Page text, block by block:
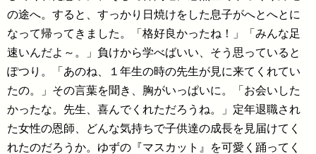
の途へ。すると、すっかり日焼けをした息子がへとへとに
なって帰ってきました。「格好良かったね！」「みんな足
速いんだよ～。」負けから学べばいい、そう思っていると
ぽつり。「あのね、１年生の時の先生が見に来てくれてい
たの。」その言葉を聞き、胸がいっぱいに。「お会いした
かったな。先生、喜んでくれただろうね。」定年退職され
た女性の恩師、どんな気持ちで子供達の成長を見届けてく
れたのだろうか。ゆずの『マスカット』を可愛く踊ってく